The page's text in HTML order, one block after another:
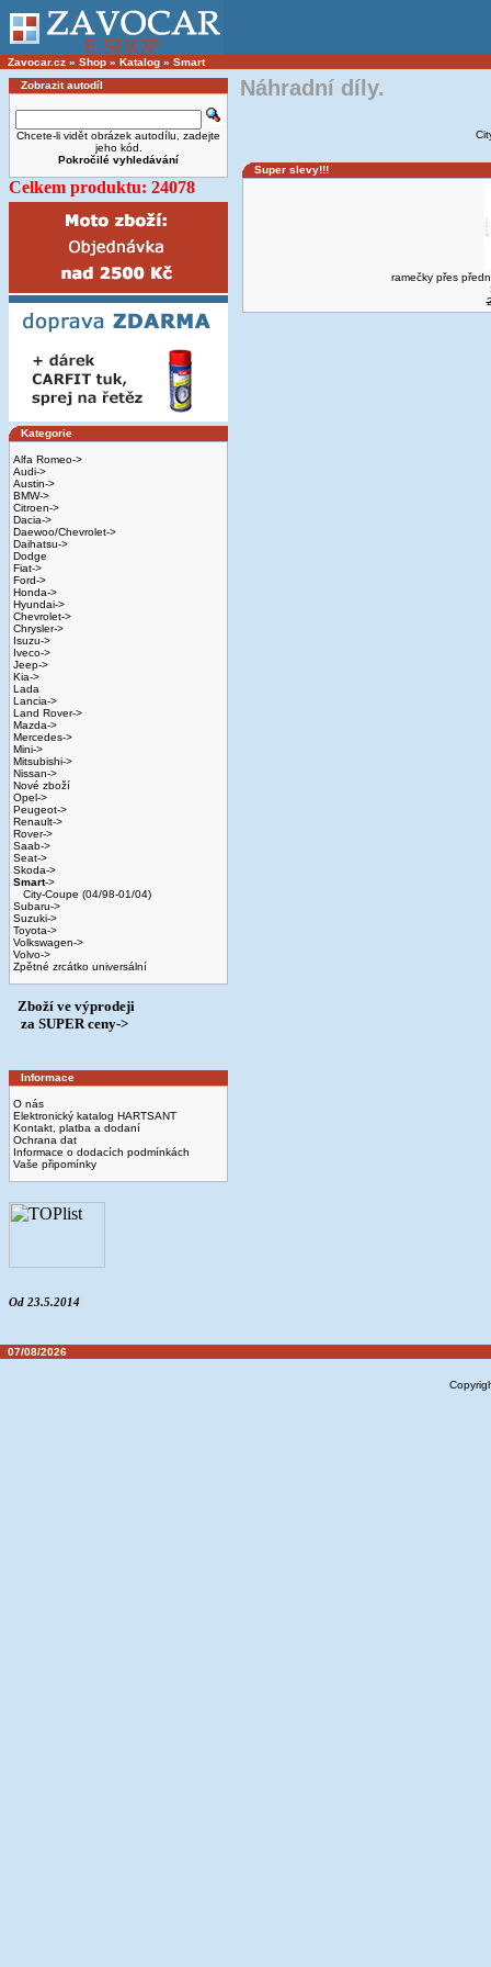
Zavocar.cz » Shop » Katalog » Smart
Zobrazit autodíl
Chcete-li vidět obrázek autodílu, zadejte
jeho kód.
Pokročilé vyhledávání
Celkem produktu: 24078
Kategorie
Alfa Romeo->
Audi->
Austin->
BMW->
Citroen->
Dacia->
Daewoo/Chevrolet->
Daihatsu->
Dodge
Fiat->
Ford->
Honda->
Hyundai->
Chevrolet->
Chrysler->
Isuzu->
Iveco->
Jeep->
Kia->
Lada
Lancia->
Land Rover->
Mazda->
Mercedes->
Mini->
Mitsubishi->
Nissan->
Nové zboží
Opel->
Peugeot->
Renault->
Rover->
Saab->
Seat->
Skoda->
Smart->
City-Coupe (04/98-01/04)
Subaru->
Suzuki->
Toyota->
Volkswagen->
Volvo->
Zpětné zrcátko universální
Zboží ve výprodeji
­ za SUPER ceny->
Informace
O nás
Elektronický katalog HARTSANT
Kontakt, platba a dodaní
Ochrana dat
Informace o dodacích podmínkách
Vaše připomínky
Od 23.5.2014
Náhradní díly.
Super slevy!!!
ramečky přes
07/08/2026